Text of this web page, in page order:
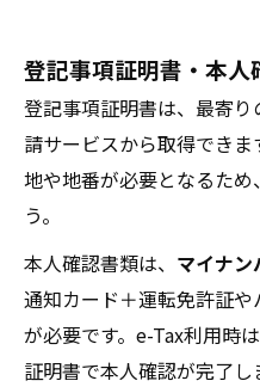
登記事項証明書・本
登記事項証明書は、最寄
請サービスから取得でき
地や地番が必要となるた
う。
本人確認書類は、 マイナ
通知カード＋運転免許証
が必要です。e-Tax利用時
証明書で本人確認が完了し